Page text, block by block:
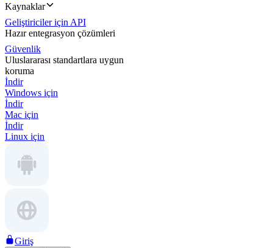
Kaynaklar
Geliştiriciler için API
Hazır entegrasyon çözümleri
Güvenlik
Uluslararası standartlara uygun
koruma
İndir
Windows için
İndir
Mac için
İndir
Linux için
Giriş